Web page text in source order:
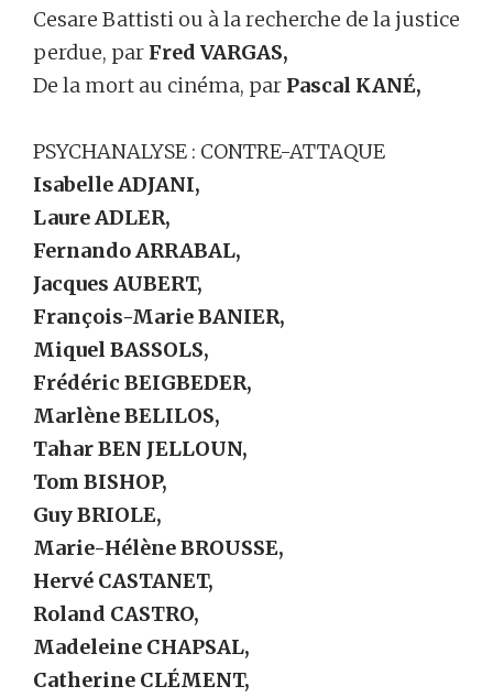
Cesare Battisti ou à la recherche de la justice
perdue, par Fred VARGAS,
De la mort au cinéma, par Pascal KANÉ,
PSYCHANALYSE : CONTRE-ATTAQUE
Isabelle ADJANI,
Laure ADLER,
Fernando ARRABAL,
Jacques AUBERT,
François-Marie BANIER,
Miquel BASSOLS,
Frédéric BEIGBEDER,
Marlène BELILOS,
Tahar BEN JELLOUN,
Tom BISHOP,
Guy BRIOLE,
Marie-Hélène BROUSSE,
Hervé CASTANET,
Roland CASTRO,
Madeleine CHAPSAL,
Catherine CLÉMENT,